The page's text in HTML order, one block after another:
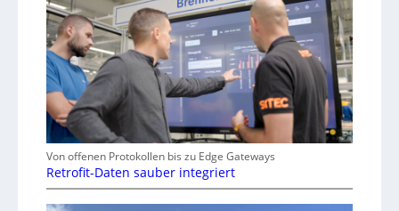
Von offenen Protokollen bis zu Edge Gateways
Retrofit-Daten sauber integriert